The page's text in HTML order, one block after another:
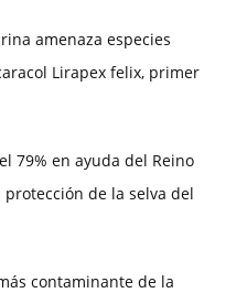
amenaza especies
Lirapex felix, primer
79% en ayuda del Reino
protección de la selva del
contaminante de la